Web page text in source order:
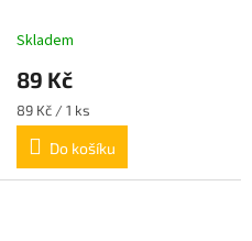
Skladem
89 Kč
Měrná
cena:
89 Kč / 1 ks
Do košíku